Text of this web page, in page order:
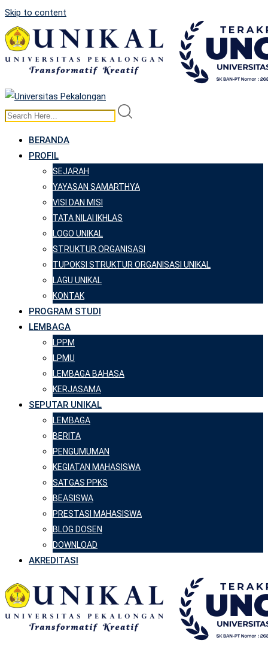
Skip to content
BERANDA
PROFIL
SEJARAH
YAYASAN SAMARTHYA
VISI DAN MISI
TATA NILAI IKHLAS
LOGO UNIKAL
STRUKTUR ORGANISASI
TUPOKSI STRUKTUR ORGANISASI UNIKAL
LAGU UNIKAL
KONTAK
PROGRAM STUDI
LEMBAGA
LPPM
LPMU
LEMBAGA BAHASA
KERJASAMA
SEPUTAR UNIKAL
LEMBAGA
BERITA
PENGUMUMAN
KEGIATAN MAHASISWA
SATGAS PPKS
BEASISWA
PRESTASI MAHASISWA
BLOG DOSEN
DOWNLOAD
AKREDITASI